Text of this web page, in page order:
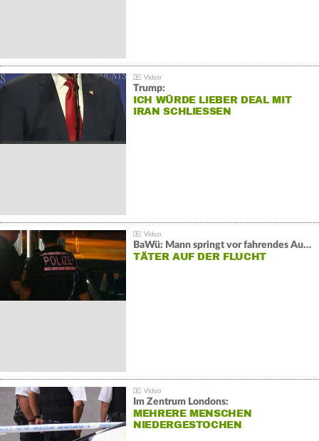
Trump:
ICH WÜRDE LIEBER DEAL MIT
IRAN SCHLIESSEN
BaWü: Mann springt vor fahrendes Auto und schießt
TÄTER AUF DER FLUCHT
Im Zentrum Londons:
MEHRERE MENSCHEN
NIEDERGESTOCHEN